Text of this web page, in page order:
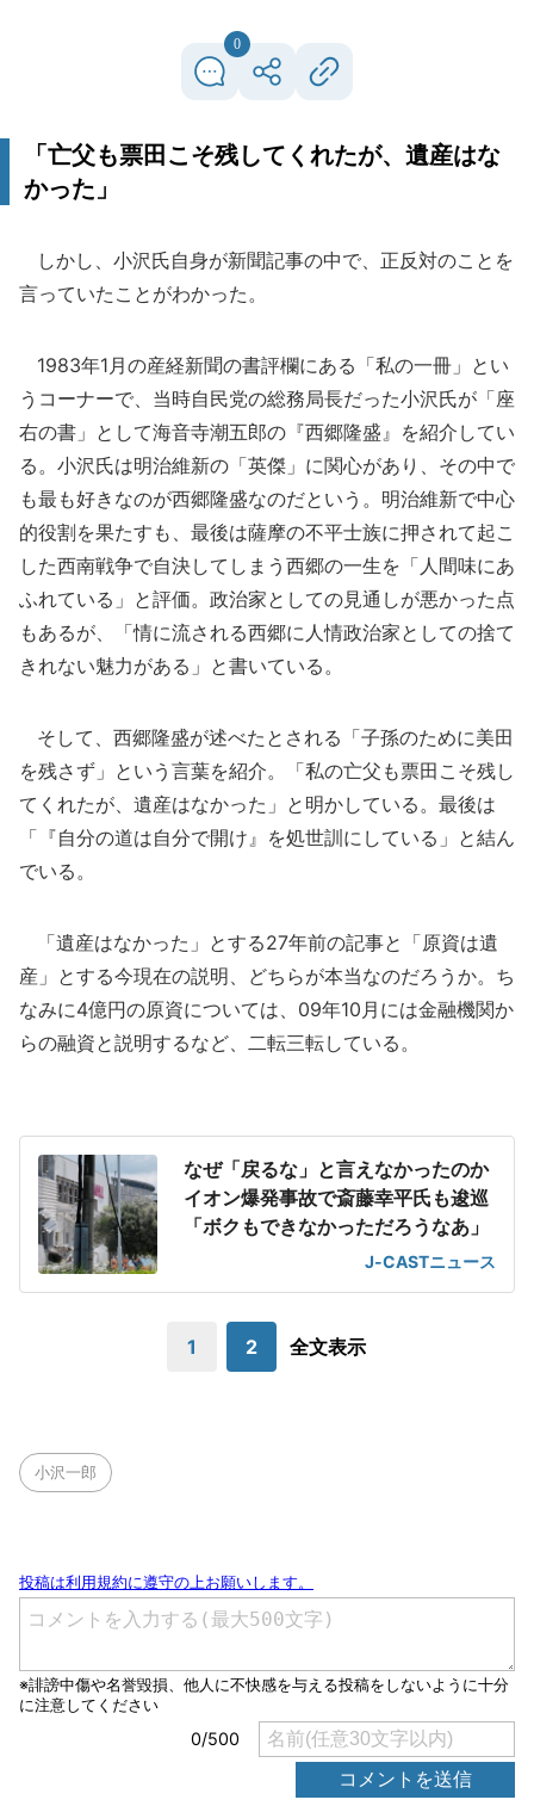
0
「亡父も票田こそ残してくれたが、遺産はな
かった」
しかし、小沢氏自身が新聞記事の中で、正反対のことを
言っていたことがわかった。
1983年1月の産経新聞の書評欄にある「私の一冊」とい
うコーナーで、当時自民党の総務局長だった小沢氏が「座
右の書」として海音寺潮五郎の『西郷隆盛』を紹介してい
る。小沢氏は明治維新の「英傑」に関心があり、その中で
も最も好きなのが西郷隆盛なのだという。明治維新で中心
的役割を果たすも、最後は薩摩の不平士族に押されて起こ
した西南戦争で自決してしまう西郷の一生を「人間味にあ
ふれている」と評価。政治家としての見通しが悪かった点
もあるが、「情に流される西郷に人情政治家としての捨て
きれない魅力がある」と書いている。
そして、西郷隆盛が述べたとされる「子孫のために美田
を残さず」という言葉を紹介。「私の亡父も票田こそ残し
てくれたが、遺産はなかった」と明かしている。最後は
「『自分の道は自分で開け』を処世訓にしている」と結ん
でいる。
「遺産はなかった」とする27年前の記事と「原資は遺
産」とする今現在の説明、どちらが本当なのだろうか。ち
なみに4億円の原資については、09年10月には金融機関か
らの融資と説明するなど、二転三転している。
なぜ「戻るな」と言えなかったのか
イオン爆発事故で斎藤幸平氏も逡巡
「ボクもできなかっただろうなあ」
J-CASTニュース
1 2 全文表示
小沢一郎